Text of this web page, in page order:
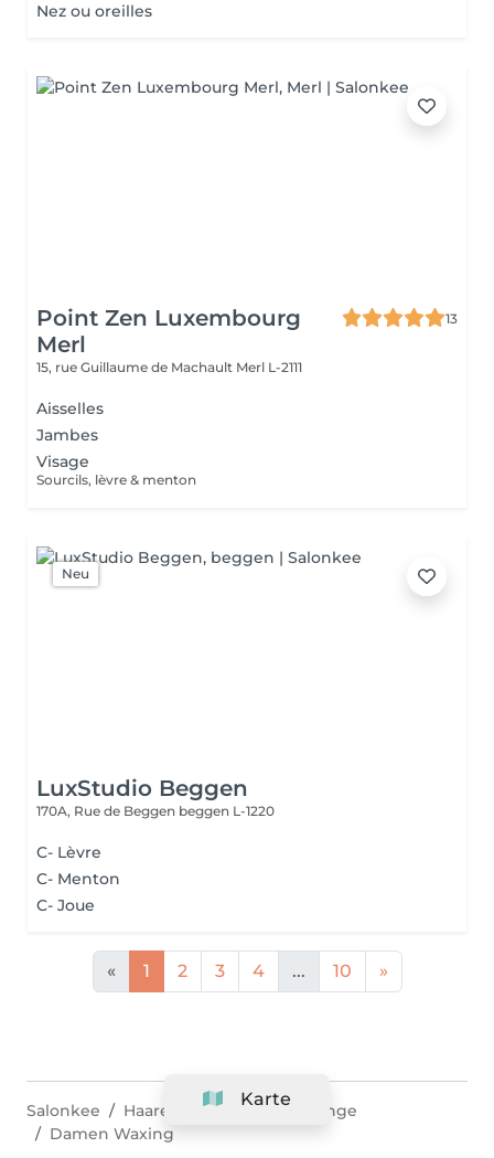
Nez ou oreilles
Point Zen Luxembourg
Merl
13
15, rue Guillaume de Machault Merl L-2111
Aisselles
Jambes
Visage
Sourcils, lèvre & menton
Neu
LuxStudio Beggen
170A, Rue de Beggen beggen L-1220
C- Lèvre
C- Menton
C- Joue
« 1 2 3 4 ... 10 »
Karte
Salonkee Haarentfernung
Bertrange
Damen Waxing